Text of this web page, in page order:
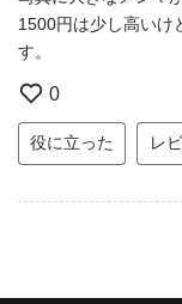
1500円は少し高いけ
す。
0
役に立った レ